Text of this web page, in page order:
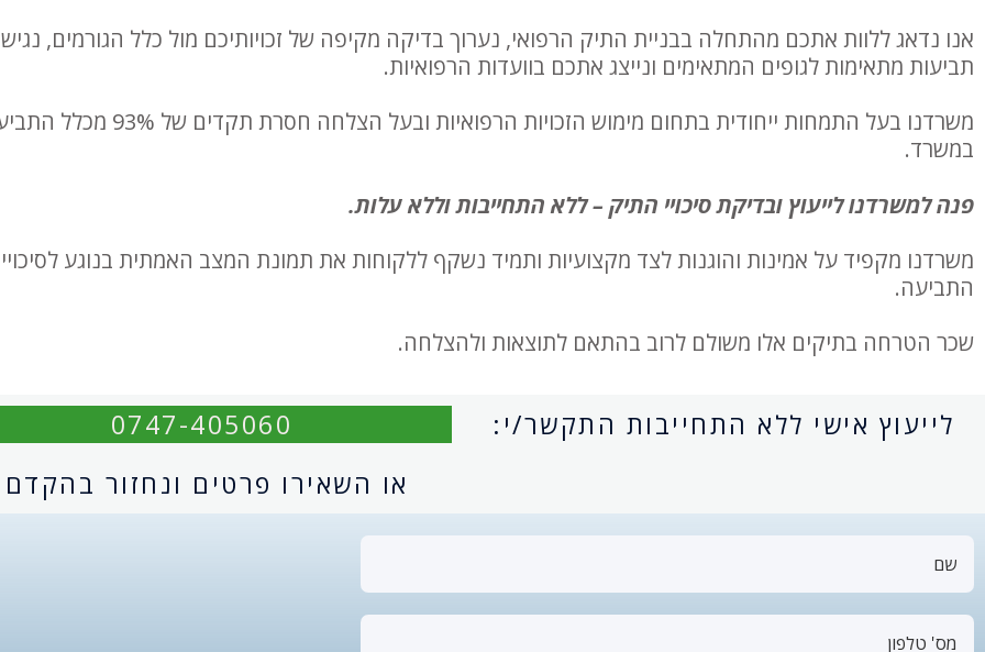
אנו נדאג ללוות אתכם מהתחלה בבניית התיק הרפואי, נערוך בדיקה מקיפה של זכויותיכם מול כלל הגורמים, נגיש
תביעות מתאימות לגופים המתאימים ונייצג אתכם בוועדות הרפואיות.
משרדנו בעל התמחות ייחודית בתחום מימוש הזכויות הרפואיות ובעל הצלחה חסרת
במשרד.
פנה למשרדנו לייעוץ ובדיקת סיכויי התיק – ללא התחייבות וללא עלות.
משרדנו מקפיד על אמינות והוגנות לצד מקצועיות ותמיד נשקף ללקוחות את תמונת המצב האמתית בנוגע לסיכויי
התביעה.
שכר הטרחה בתיקים אלו משולם לרוב בהתאם לתוצאות ולהצלחה.
לייעוץ אישי ללא התחייבות התקשר/י:
0747-405060
או השאירו פרטים ונחזור